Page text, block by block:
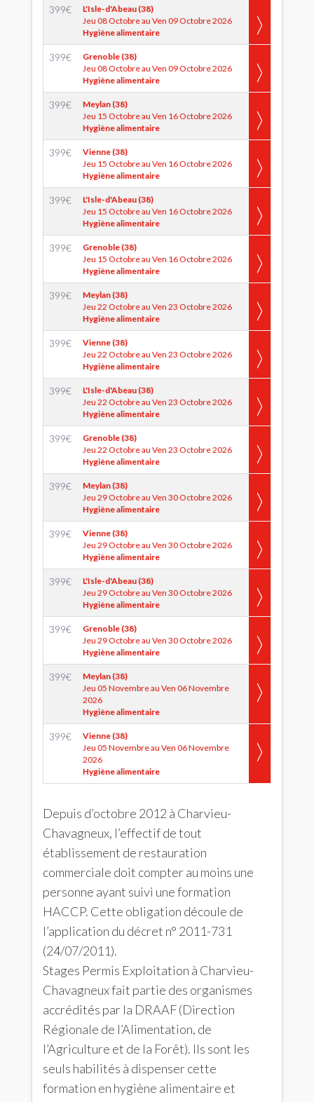
399€
L'Isle-d'Abeau (38)
Jeu 08 Octobre au Ven 09 Octobre 2026
Hygiène alimentaire
399€
Grenoble (38)
Jeu 08 Octobre au Ven 09 Octobre 2026
Hygiène alimentaire
399€
Meylan (38)
Jeu 15 Octobre au Ven 16 Octobre 2026
Hygiène alimentaire
399€
Vienne (38)
Jeu 15 Octobre au Ven 16 Octobre 2026
Hygiène alimentaire
399€
L'Isle-d'Abeau (38)
Jeu 15 Octobre au Ven 16 Octobre 2026
Hygiène alimentaire
399€
Grenoble (38)
Jeu 15 Octobre au Ven 16 Octobre 2026
Hygiène alimentaire
399€
Meylan (38)
Jeu 22 Octobre au Ven 23 Octobre 2026
Hygiène alimentaire
399€
Vienne (38)
Jeu 22 Octobre au Ven 23 Octobre 2026
Hygiène alimentaire
399€
L'Isle-d'Abeau (38)
Jeu 22 Octobre au Ven 23 Octobre 2026
Hygiène alimentaire
399€
Grenoble (38)
Jeu 22 Octobre au Ven 23 Octobre 2026
Hygiène alimentaire
399€
Meylan (38)
Jeu 29 Octobre au Ven 30 Octobre 2026
Hygiène alimentaire
399€
Vienne (38)
Jeu 29 Octobre au Ven 30 Octobre 2026
Hygiène alimentaire
399€
L'Isle-d'Abeau (38)
Jeu 29 Octobre au Ven 30 Octobre 2026
Hygiène alimentaire
399€
Grenoble (38)
Jeu 29 Octobre au Ven 30 Octobre 2026
Hygiène alimentaire
399€
Meylan (38)
Jeu 05 Novembre au Ven 06 Novembre
2026
Hygiène alimentaire
399€
Vienne (38)
Jeu 05 Novembre au Ven 06 Novembre
2026
Hygiène alimentaire
Depuis d’octobre 2012 à Charvieu-
Chavagneux, l’effectif de tout
établissement de restauration
commerciale doit compter au moins une
personne ayant suivi une formation
HACCP. Cette obligation découle de
l’application du décret n° 2011-731
(24/07/2011).
Stages Permis Exploitation à Charvieu-
Chavagneux fait partie des organismes
accrédités par la DRAAF (Direction
Régionale de l’Alimentation, de
l’Agriculture et de la Forêt). Ils sont les
seuls habilités à dispenser cette
formation en hygiène alimentaire et